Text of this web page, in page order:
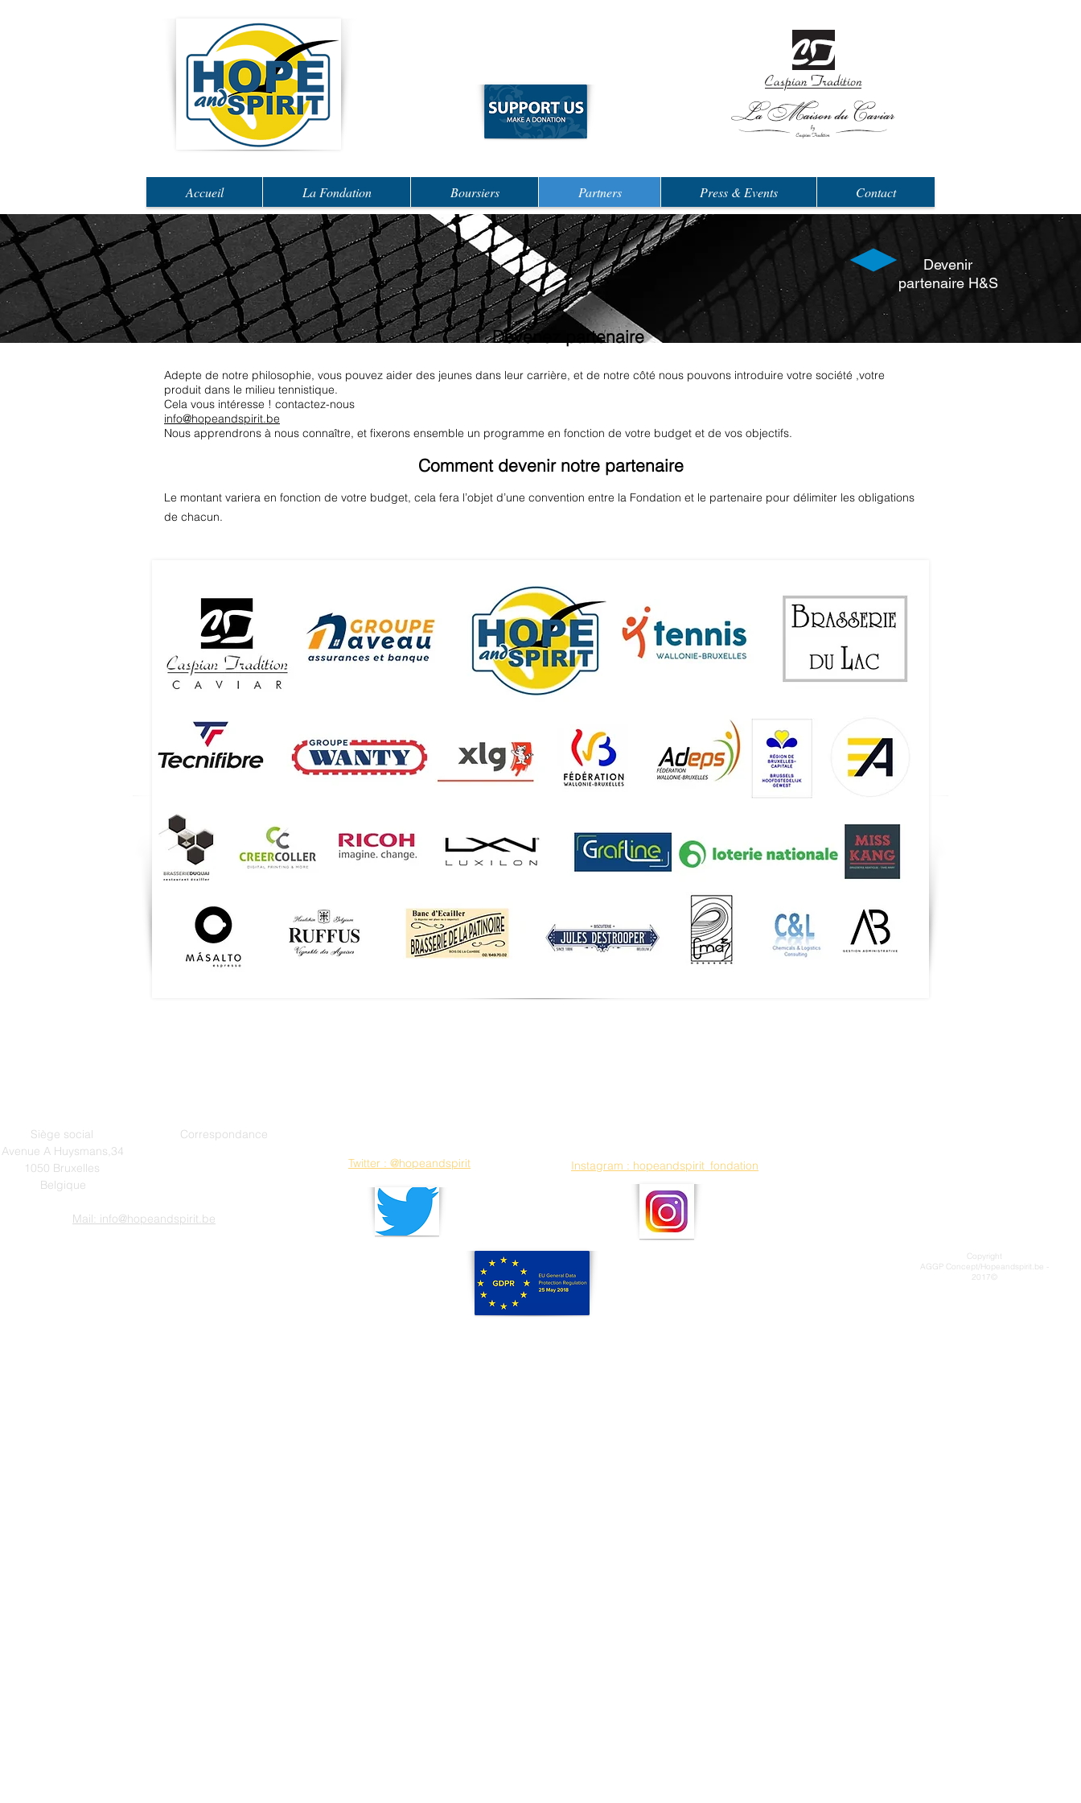
Accueil La Fondation Boursiers Partners Press & Events Contact
Devenir
partenaire H&S
Devenez partenaire
Adepte de notre philosophie, vous pouvez aider des jeunes dans leur carrière, et de notre côté nous pouvons introduire votre société ,votre
produit dans le milieu tennistique.
Cela vous intéresse ! contactez-nous
info@hopeandspirit.be
Nous apprendrons à nous connaître, et fixerons ensemble un programme en fonction de votre budget et de vos objectifs.
Comment devenir notre partenaire
Le montant variera en fonction de votre budget, cela fera l’objet d’une convention entre la Fondation et le partenaire pour délimiter les obligations
de chacun.
Siège social Correspondance
Avenue A Huysmans,34
1050 Bruxelles
Belgique
Mail: info@hopeandspirit.be
Twitter : @hopeandspirit Instagram : hopeandspirit_fondation
Copyright
AGGP Concept/Hopeandspirit.be -
2017©